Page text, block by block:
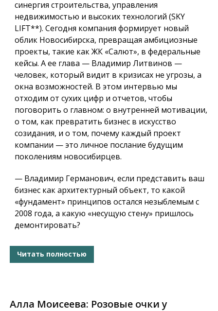
синергия строительства, управления
недвижимостью и высоких технологий (SKY
LIFT**). Сегодня компания формирует новый
облик Новосибирска, превращая амбициозные
проекты, такие как ЖК «Салют», в федеральные
кейсы. А ее глава — Владимир Литвинов —
человек, который видит в кризисах не угрозы, а
окна возможностей. В этом интервью мы
отходим от сухих цифр и отчетов, чтобы
поговорить о главном: о внутренней мотивации,
о том, как превратить бизнес в искусство
созидания, и о том, почему каждый проект
компании — это личное послание будущим
поколениям новосибирцев.
— Владимир Германович, если представить ваш
бизнес как архитектурный объект, то какой
«фундамент» принципов остался незыблемым с
2008 года, а какую «несущую стену» пришлось
демонтировать?
Читать полностью
Алла Моисеева: Розовые очки у